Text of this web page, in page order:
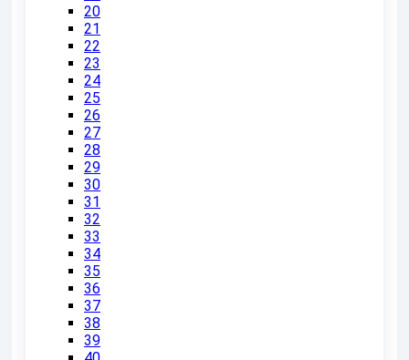
20
21
22
23
24
25
26
27
28
29
30
31
32
33
34
35
36
37
38
39